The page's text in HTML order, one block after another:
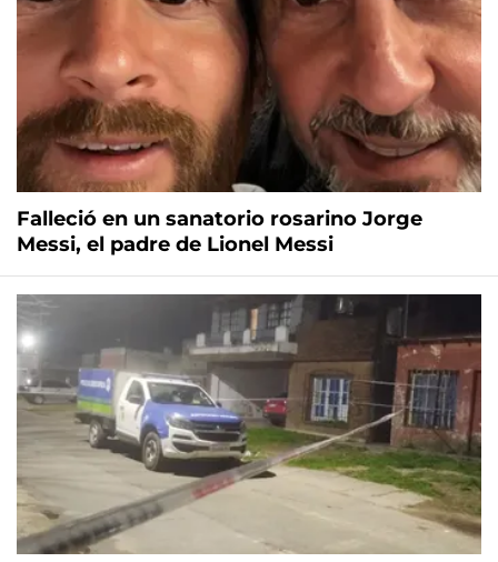
Falleció en un sanatorio rosarino Jorge
Messi, el padre de Lionel Messi